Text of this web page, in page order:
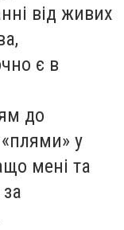
від живих
є в
до
у
мені та